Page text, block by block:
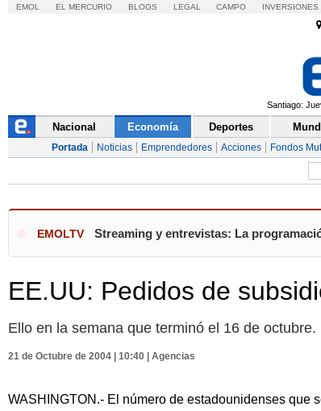
EMOL EL MERCURIO BLOGS LEGAL CAMPO INVERSIONES
Santiago:
Nacional Economía Deportes
Portada Noticias Emprendedores Acciones Fondos
EMOLTV Streaming y entrevistas: La
EE.UU: Pedidos de
Ello en la semana que terminó el 16 de octubre.
21 de Octubre de 2004 | 10:40 | Agencias
WASHINGTON.- El número de estadounidenses que